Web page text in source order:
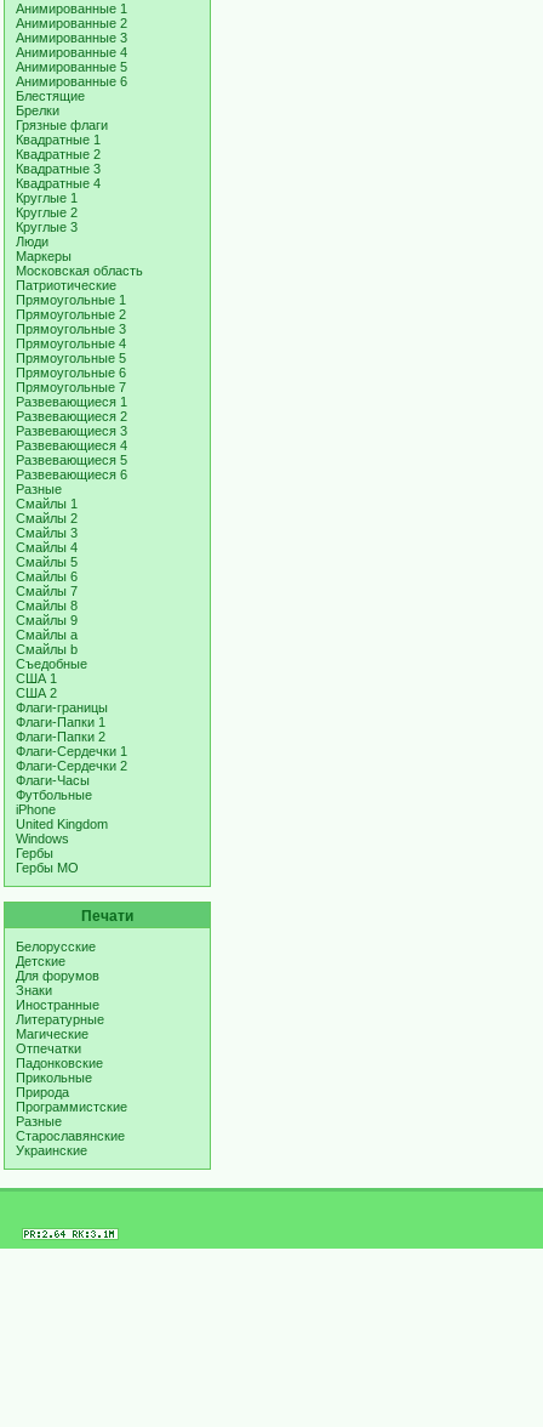
Анимированные 1
Анимированные 2
Анимированные 3
Анимированные 4
Анимированные 5
Анимированные 6
Блестящие
Брелки
Грязные флаги
Квадратные 1
Квадратные 2
Квадратные 3
Квадратные 4
Круглые 1
Круглые 2
Круглые 3
Люди
Маркеры
Московская область
Патриотические
Прямоугольные 1
Прямоугольные 2
Прямоугольные 3
Прямоугольные 4
Прямоугольные 5
Прямоугольные 6
Прямоугольные 7
Развевающиеся 1
Развевающиеся 2
Развевающиеся 3
Развевающиеся 4
Развевающиеся 5
Развевающиеся 6
Разные
Смайлы 1
Смайлы 2
Смайлы 3
Смайлы 4
Смайлы 5
Смайлы 6
Смайлы 7
Смайлы 8
Смайлы 9
Смайлы a
Смайлы b
Съедобные
США 1
США 2
Флаги-границы
Флаги-Папки 1
Флаги-Папки 2
Флаги-Сердечки 1
Флаги-Сердечки 2
Флаги-Часы
Футбольные
iPhone
United Kingdom
Windows
Гербы
Гербы МО
Печати
Белорусские
Детские
Для форумов
Знаки
Иностранные
Литературные
Магические
Отпечатки
Падонковские
Прикольные
Природа
Программистские
Разные
Старославянские
Украинские